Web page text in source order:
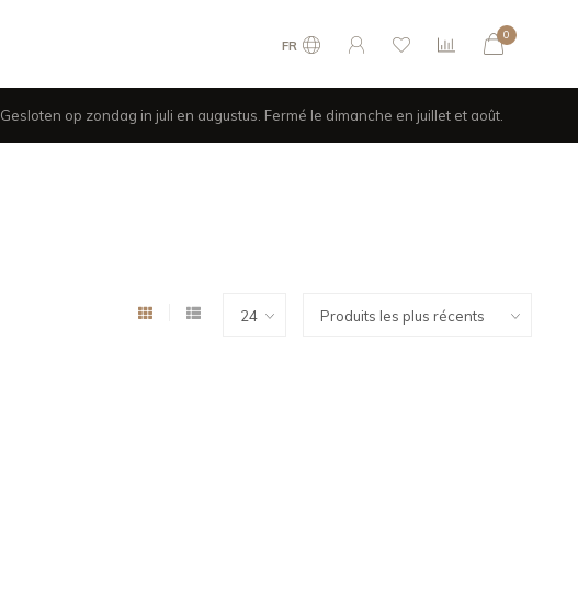
FR
0
Gesloten op zondag in juli en augustus. Fermé le dimanche en juillet et août.